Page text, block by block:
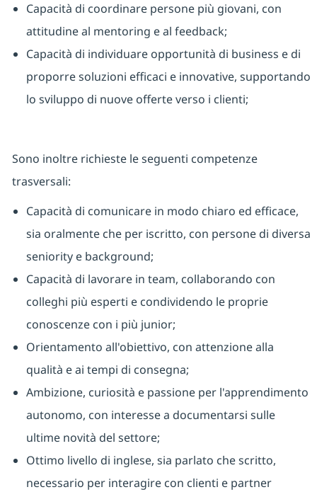
Capacità di coordinare persone più giovani, con
attitudine al mentoring e al feedback;
Capacità di individuare opportunità di business e di
proporre soluzioni efficaci e innovative, supportando
lo sviluppo di nuove offerte verso i clienti;
Sono inoltre richieste le seguenti competenze
trasversali:
Capacità di comunicare in modo chiaro ed efficace,
sia oralmente che per iscritto, con persone di diversa
seniority e background;
Capacità di lavorare in team, collaborando con
colleghi più esperti e condividendo le proprie
conoscenze con i più junior;
Orientamento all'obiettivo, con attenzione alla
qualità e ai tempi di consegna;
Ambizione, curiosità e passione per l'apprendimento
autonomo, con interesse a documentarsi sulle
ultime novità del settore;
Ottimo livello di inglese, sia parlato che scritto,
necessario per interagire con clienti e partner